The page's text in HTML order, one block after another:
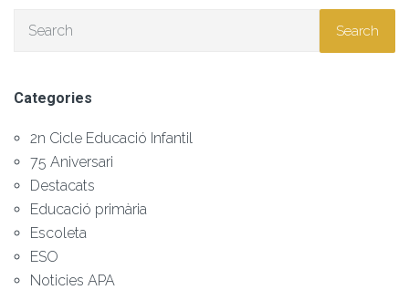
Search
Categories
2n Cicle Educació Infantil
75 Aniversari
Destacats
Educació primària
Escoleta
ESO
Noticies APA